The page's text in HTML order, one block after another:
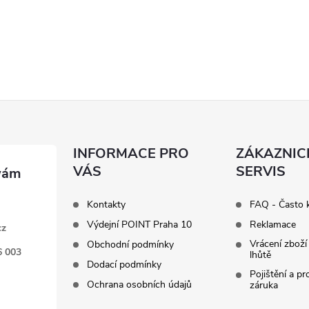
003
INFORMACE PRO
VÁS
Kontakty
Výdejní POINT Praha 10
Obchodní podmínky
Dodací podmínky
Ochrana osobních údajů
SERVIS
FAQ - Často
Reklamace
Vrácení
lhůtě
Pojištění a
záruka